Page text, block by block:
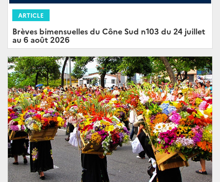
ARTICLE
Brèves bimensuelles du Cône Sud n103 du 24 juillet
au 6 août 2026